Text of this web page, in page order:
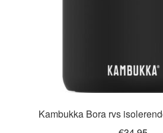
Kambukka Bora rvs